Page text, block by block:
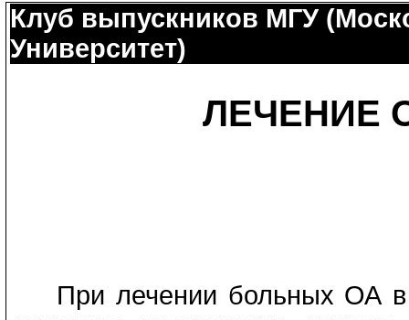
Клуб выпускников МГУ
Университет)
ЛЕЧЕНИЕ
При лечении больных ОА в